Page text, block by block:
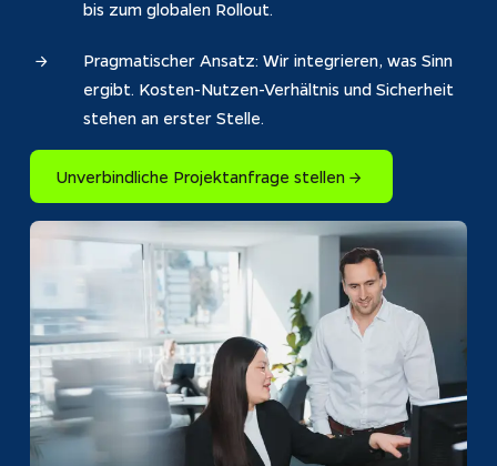
bis zum globalen Rollout.
Pragmatischer Ansatz: Wir integrieren, was Sinn
ergibt. Kosten-Nutzen-Verhältnis und Sicherheit
stehen an erster Stelle.
Unverbindliche Projektanfrage stellen → ​​​​‌ ‍ ​‍​‍‌‍ ‌ ​‍‌‍‍‌‌‍‌ ‌‍‍‌‌‍ ‍​‍​‍​ ‍‍​‍​‍‌ ​ ‌‍​‌‌‍ ‍‌‍‍‌‌ ‌​‌ ‍‌​‍ ‍‌‍‍‌‌‍ ​‍​‍​‍ ​​‍​‍‌‍‍​‌ ​‍‌‍‌‌‌‍‌‍​‍​‍​ ‍‍​‍​‍​‍ ‌ ​ ‌ ‌​‌ ‌‌‌‍‌​‌‍‍‌‌‍ ​‍ ‌‍‍‌‌‍ ‍‌ ‌​‌‍‌‌‌‍ ‍‌ ‌​​‍ ‌‍‌‌‌‍‌​‌‍‍‌‌ ‌​​‍ ‌‍ ‌‌‍ ‌‍‌​‌‍‌‌​ ‌‌ ​​‌ ​‍‌‍‌‌‌ ​ ‌‍‌‌‌‍ ‍‌ ‌​‌‍​‌‌ ‌​‌‍‍‌‌‍ ‌‍ ‍​ ‍ ‌‍‍‌‌‍‌​​ ‌​ ​‍‌‍‌​‌‍​‌​ ‌‌​ ‌‍‌‍‌‍‌‍‌​​ ​‌​‍ ‌​ ​‍​ ‍​​ ​ ​ ‌‍​‍ ‌​ ‌​​ ​ ​ ‌‍​ ‌ ​‍ ‌​ ‍​‌‍​‌‌‍‌‌​ ​‌​‍ ‌‌‍‌​​ ‍‌​ ‌ ​ ‍‌​ ‌​​ ​‌​ ‌ ​ ​​​ ​ ​ ‍​‌‍‌‍​ ​ ​ ‍ ‌ ‌​‌ ‍‌‌ ​​‌‍‌‌​ ‌‌ ​ ‌‍‌‌‌ ​‍‌ ‌‍‌‍‍‌‌‍​ ‌‍‌‌​‍ ‌‌ ​​‌‍​‌‌‍‌ ‌‍‌‌​ ‍ ‌ ​​‌‍​‌‌ ‌​‌‍‍​​ ‌‌‍ ‌‌‍ ‌‍‌​‌ ‌‌‌‍ ​‌‍‌‌‌ ​ ​‍‌‌​ ‌‌‌​​‍‌‌ ‌‍‍ ‌‍‌‌‌ ‍‌​‍‌‌​ ​ ‌​‌​​‍‌‌​ ​ ‌​‌​​‍‌‌​ ​‍​ ​‍​ ​​​ ‌​​ ‌ ‌‍‌‌​ ‍​​ ‌‌​ ‍​‌‍​‌​ ​ ​ ‌​‌‍‌‌​ ‍‌‌‍‌‌‌‍​‍​ ​‌​ ​‍​ ‌​​ ​‌‌‍‌​​ ​‌‌‍‌‍‌‍‌​​ ​‍​ ​​‌‍‌‌​ ‍​​ ​ ​ ​ ​ ‍‌‌‍‌​‌‍​ ​ ‌‍​‍‌‌​ ​‍​ ​‍​‍‌‌​ ‌‌‌​‌​​‍ ‍‌‍​ ‌‍ ‌‍ ‍‌ ‌​‌‍‌‌‌‍ ‍‌ ‌​​‍‌‌​ ‌‌‌​​‍‌‌ ‌‍‍ ‌‍‌‌‌ ‍‌​‍‌‌​ ​ ‌​‌​​‍‌‌​ ​ ‌​‌​​‍‌‌​ ​‍​ ​‍​ ​‌​ ​‌‌‍‌‌​ ​ ​ ‌‌​ ​​‌‍‌​​ ​‌‌‍‌‌‌‍‌​‌‍​‍‌‍‌​​‍‌‌​ ​‍​ ​‍​‍‌‌​ ‌‌‌​‌​​‍ ‍‌‍ ‍‌‍​‌‌‍ ‌‌‍‌‌​ ‌‍​‍‌‍​‌‌ ​ ‌‍‌‌‌‌‌‌‌ ​‍‌‍ ​​ ‌​‍‌‌​ ​‍‌​‌‍‌ ​ ‌ ‌​‌ ‌‌‌‍‌​‌‍‍‌‌‍ ​‍‌‍‌‍‍‌‌‍‌​​ ‌​ ​‍‌‍‌​‌‍​‌​ ‌‌​ ‌‍‌‍‌‍‌‍‌​​ ​‌​‍ ‌​ ​‍​ ‍​​ ​ ​ ‌‍​‍ ‌​ ‌​​ ​ ​ ‌‍​ ‌ ​‍ ‌​ ‍​‌‍​‌‌‍‌‌​ ​‌​‍ ‌‌‍‌​​ ‍‌​ ‌ ​ ‍‌​ ‌​​ ​‌​ ‌ ​ ​​​ ​ ​ ‍​‌‍‌‍​ ​ ​‍‌‍‌ ‌​‌ ‍‌‌ ​​‌‍‌‌​ ‌‌ ​ ‌‍‌‌‌ ​‍‌ ‌‍‌‍‍‌‌‍​ ‌‍‌‌​‍ ‌‌ ​​‌‍​‌‌‍‌ ‌‍‌‌​‍‌‍‌ ​​‌‍​‌‌ ‌​‌‍‍​​ ‌‌‍ ‌‌‍ ‌‍‌​‌ ‌‌‌‍ ​‌‍‌‌‌ ​ ​‍‌‌​ ‌‌‌​​‍‌‌ ‌‍‍ ‌‍‌‌‌ ‍‌​‍‌‌​ ​ ‌​‌​​‍‌‌​ ​ ‌​‌​​‍‌‌​ ​‍​ ​‍​ ​​​ ‌​​ ‌ ‌‍‌‌​ ‍​​ ‌‌​ ‍​‌‍​‌​ ​ ​ ‌​‌‍‌‌​ ‍‌‌‍‌‌‌‍​‍​ ​‌​ ​‍​ ‌​​ ​‌‌‍‌​​ ​‌‌‍‌‍‌‍‌​​ ​‍​ ​​‌‍‌‌​ ‍​​ ​ ​ ​ ​ ‍‌‌‍‌​‌‍​ ​ ‌‍​‍‌‌​ ​‍​ ​‍​‍‌‌​ ‌‌‌​‌​​‍ ‍‌‍​ ‌‍ ‌‍ ‍‌ ‌​‌‍‌‌‌‍ ‍‌ ‌​​‍‌‌​ ‌‌‌​​‍‌‌ ‌‍‍ ‌‍‌‌‌ ‍‌​‍‌‌​ ​ ‌​‌​​‍‌‌​ ​ ‌​‌​​‍‌‌​ ​‍​ ​‍​ ​‌​ ​‌‌‍‌‌​ ​ ​ ‌‌​ ​​‌‍‌​​ ​‌‌‍‌‌‌‍‌​‌‍​‍‌‍‌​​‍‌‌​ ​‍​ ​‍​‍‌‌​ ‌‌‌​‌​​‍ ‍‌‍ ‍‌‍​‌‌‍ ‌‌‍‌‌​‍​‍‌ ‌​​​​‌ ‍ ​‍​‍‌‍ ‌ ​‍‌‍‍‌‌‍‌ ‌‍‍‌‌‍ ‍​‍​‍​ ‍‍​‍​‍‌ ​ ‌‍​‌‌‍ ‍‌‍‍‌‌ ‌​‌ ‍‌​‍ ‍‌‍‍‌‌‍ ​‍​‍​‍ ​​‍​‍‌‍‍​‌ ​‍‌‍‌‌‌‍‌‍​‍​‍​ ‍‍​‍​‍​‍ ‌ ​ ‌ ‌​‌ ‌‌‌‍‌​‌‍‍‌‌‍ ​‍ ‌‍‍‌‌‍ ‍‌ ‌​‌‍‌‌‌‍ ‍‌ ‌​​‍ ‌‍‌‌‌‍‌​‌‍‍‌‌ ‌​​‍ ‌‍ ‌‌‍ ‌‍‌​‌‍‌‌​ ‌‌ ​​‌ ​‍‌‍‌‌‌ ​ ‌‍‌‌‌‍ ‍‌ ‌​‌‍​‌‌ ‌​‌‍‍‌‌‍ ‌‍ ‍​ ‍ ‌‍‍‌‌‍‌​​ ‌​ ​‍‌‍‌​‌‍​‌​ ‌‌​ ‌‍‌‍‌‍‌‍‌​​ ​‌​‍ ‌​ ​‍​ ‍​​ ​ ​ ‌‍​‍ ‌​ ‌​​ ​ ​ ‌‍​ ‌ ​‍ ‌​ ‍​‌‍​‌‌‍‌‌​ ​‌​‍ ‌‌‍‌​​ ‍‌​ ‌ ​ ‍‌​ ‌​​ ​‌​ ‌ ​ ​​​ ​ ​ ‍​‌‍‌‍​ ​ ​ ‍ ‌ ‌​‌ ‍‌‌ ​​‌‍‌‌​ ‌‌ ​ ‌‍‌‌‌ ​‍‌ ‌‍‌‍‍‌‌‍​ ‌‍‌‌​‍ ‌‌ ​​‌‍​‌‌‍‌ ‌‍‌‌​ ‍ ‌ ​​‌‍​‌‌ ‌​‌‍‍​​ ‌‌‍​ ‌‍​‌‌‍ ​‌‍ ​‌‌‌​‌‍ ‌​​‌‌‍​ ‌ ‌​‌‍‍‌‌‍ ‌‍ ‍​‍ ‍‌‍ ‍‌‍​‌‌‍ ‌‌‍‌‌​ ‌‍​‍‌‍​‌‌ ​ ‌‍‌‌‌‌‌‌‌ ​‍‌‍ ​​ ‌​‍‌‌​ ​‍‌​‌‍‌ ​ ‌ ‌​‌ ‌‌‌‍‌​‌‍‍‌‌‍ ​‍‌‍‌‍‍‌‌‍‌​​ ‌​ ​‍‌‍‌​‌‍​‌​ ‌‌​ ‌‍‌‍‌‍‌‍‌​​ ​‌​‍ ‌​ ​‍​ ‍​​ ​ ​ ‌‍​‍ ‌​ ‌​​ ​ ​ ‌‍​ ‌ ​‍ ‌​ ‍​‌‍​‌‌‍‌‌​ ​‌​‍ ‌‌‍‌​​ ‍‌​ ‌ ​ ‍‌​ ‌​​ ​‌​ ‌ ​ ​​​ ​ ​ ‍​‌‍‌‍​ ​ ​‍‌‍‌ ‌​‌ ‍‌‌ ​​‌‍‌‌​ ‌‌ ​ ‌‍‌‌‌ ​‍‌ ‌‍‌‍‍‌‌‍​ ‌‍‌‌​‍ ‌‌ ​​‌‍​‌‌‍‌ ‌‍‌‌​‍‌‍‌ ​​‌‍​‌‌ ‌​‌‍‍​​ ‌‌‍​ ‌‍​‌‌‍ ​‌‍ ​‌‌‌​‌‍ ‌​​‌‌‍​ ‌ ‌​‌‍‍‌‌‍ ‌‍ ‍​‍ ‍‌‍ ‍‌‍​‌‌‍ ‌‌‍‌‌​‍​‍‌ ‌